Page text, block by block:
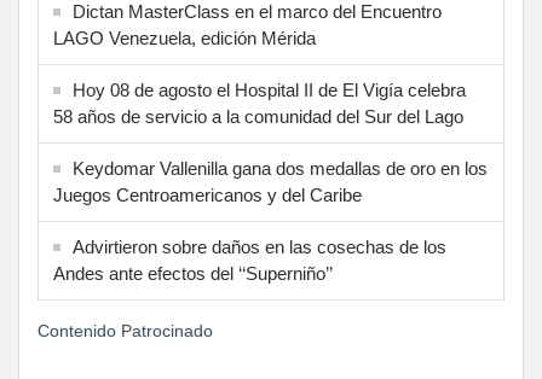
Dictan MasterClass en el marco del Encuentro
LAGO Venezuela, edición Mérida
Hoy 08 de agosto el Hospital II de El Vigía celebra
58 años de servicio a la comunidad del Sur del Lago
Keydomar Vallenilla gana dos medallas de oro en los
Juegos Centroamericanos y del Caribe
Advirtieron sobre daños en las cosechas de los
Andes ante efectos del ‘‘Superniño’’
Contenido Patrocinado